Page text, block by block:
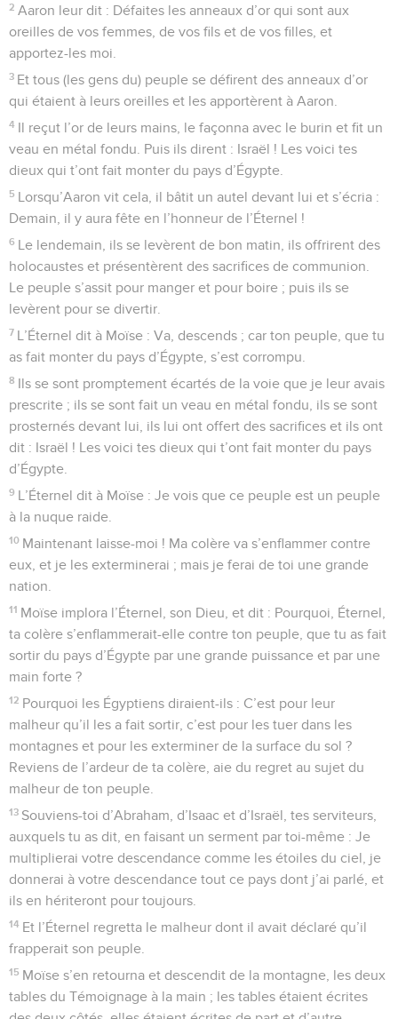
2 Aaron leur dit : Défaites les anneaux d’or qui sont aux
oreilles de vos femmes, de vos fils et de vos filles, et
apportez-les moi.
3 Et tous (les gens du) peuple se défirent des anneaux d’or
qui étaient à leurs oreilles et les apportèrent à Aaron.
4 Il reçut l’or de leurs mains, le façonna avec le burin et fit un
veau en métal fondu. Puis ils dirent : Israël ! Les voici tes
dieux qui t’ont fait monter du pays d’Égypte.
5 Lorsqu’Aaron vit cela, il bâtit un autel devant lui et s’écria :
Demain, il y aura fête en l’honneur de l’Éternel !
6 Le lendemain, ils se levèrent de bon matin, ils offrirent des
holocaustes et présentèrent des sacrifices de communion.
Le peuple s’assit pour manger et pour boire ; puis ils se
levèrent pour se divertir.
7 L’Éternel dit à Moïse : Va, descends ; car ton peuple, que tu
as fait monter du pays d’Égypte, s’est corrompu.
8 Ils se sont promptement écartés de la voie que je leur avais
prescrite ; ils se sont fait un veau en métal fondu, ils se sont
prosternés devant lui, ils lui ont offert des sacrifices et ils ont
dit : Israël ! Les voici tes dieux qui t’ont fait monter du pays
d’Égypte.
9 L’Éternel dit à Moïse : Je vois que ce peuple est un peuple
à la nuque raide.
10 Maintenant laisse-moi ! Ma colère va s’enflammer contre
eux, et je les exterminerai ; mais je ferai de toi une grande
nation.
11 Moïse implora l’Éternel, son Dieu, et dit : Pourquoi, Éternel,
ta colère s’enflammerait-elle contre ton peuple, que tu as fait
sortir du pays d’Égypte par une grande puissance et par une
main forte ?
12 Pourquoi les Égyptiens diraient-ils : C’est pour leur
malheur qu’il les a fait sortir, c’est pour les tuer dans les
montagnes et pour les exterminer de la surface du sol ?
Reviens de l’ardeur de ta colère, aie du regret au sujet du
malheur de ton peuple.
13 Souviens-toi d’Abraham, d’Isaac et d’Israël, tes serviteurs,
auxquels tu as dit, en faisant un serment par toi-même : Je
multiplierai votre descendance comme les étoiles du ciel, je
donnerai à votre descendance tout ce pays dont j’ai parlé, et
ils en hériteront pour toujours.
14 Et l’Éternel regretta le malheur dont il avait déclaré qu’il
frapperait son peuple.
15 Moïse s’en retourna et descendit de la montagne, les deux
tables du Témoignage à la main ; les tables étaient écrites